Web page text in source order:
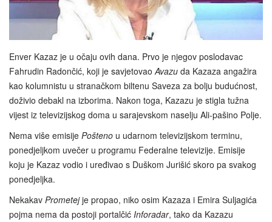
Enver Kazaz je u očaju ovih dana. Prvo je njegov poslodavac
Fahrudin Radončić, koji je savjetovaoAvazu da Kazaza angažira
kao kolumnistu u stranačkom biltenu Saveza za bolju budućnost,
doživio debakl na izborima. Nakon toga, Kazazu je stigla tužna
vijest iz televizijskog doma u sarajevskom naselju Ali-pašino Polje.
Nema više emisije Pošteno u udarnom televizijskom terminu,
ponedjeljkom uvečer u programu Federalne televizije. Emisije
koju je Kazaz vodio i uređivao s Duškom Jurišić skoro pa svakog
ponedjeljka.
Nekakav Prometejje propao, niko osim Kazaza i Emira Suljagića
pojma nema da postoji portalčić Inforadar, tako da Kazazu